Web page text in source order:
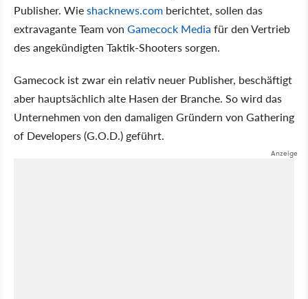
Publisher. Wieshacknews.com berichtet, sollen das
extravagante Team von Gamecock Media für den Vertrieb
des angekündigten Taktik-Shooters sorgen.
Gamecock ist zwar ein relativ neuer Publisher, beschäftigt
aber hauptsächlich alte Hasen der Branche. So wird das
Unternehmen von den damaligen Gründern von Gathering
of Developers (G.O.D.) geführt.